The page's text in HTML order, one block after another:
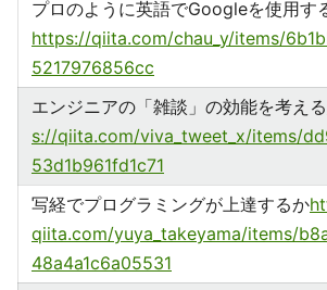
プロのように英語でGoogleを使用す
https://qiita.com/chau_y/items/
5217976856cc
エンジニアの「雑談」の効能を考える
s://qiita.com/viva_tweet_x/items/
53d1b961fd1c71
写経でプログラミングが上達するか
qiita.com/yuya_takeyama/items/
48a4a1c6a05531